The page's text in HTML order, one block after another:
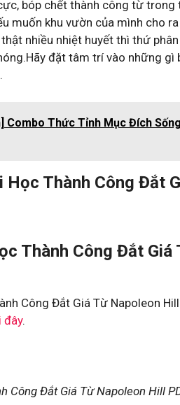
bóp chết thành công từ
muốn khu vườn của mình cho
nhiều nhiệt huyết thì thứ
đặt tâm trí vào những gì
Combo Thức Tỉnh Mục Đích
Học Thành Công Đắt
Thành Công Đắt
Công Đắt Giá Từ Napoleon
đây.
Công Đắt Giá Từ Napoleon Hill